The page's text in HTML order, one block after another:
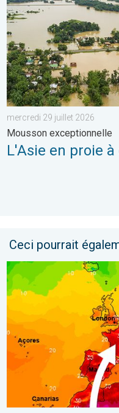
mercredi 29 juillet 2026
Mousson exceptionnelle
L'Asie en proie
Ceci pourrait
Retour fracassant de la